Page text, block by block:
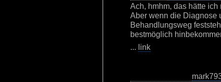
Ach, hmhm, das hätte
Aber wenn die Diagnose
Behandlungsweg
bestmöglich
... link